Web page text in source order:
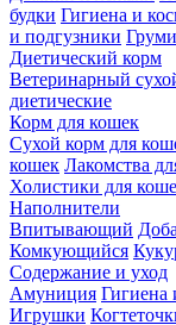
будки Гигиена и
и подгузники
Диетический корм
Ветеринарный
диетические
Корм для кошек
Сухой корм для
кошек Лакомства
Холистики для
Наполнители
Впитывающий
Комкующийся
Содержание и уход
Амуниция Гигиена
Игрушки